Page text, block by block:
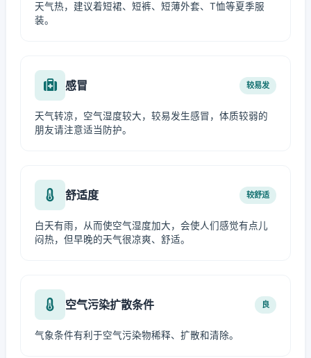
天气热，建议着短裙、短裤、短薄外套、T恤等夏季服
装。
感冒 较易发
天气转凉，空气湿度较大，较易发生感冒，体质较弱的
朋友请注意适当防护。
舒适度 较舒适
白天有雨，从而使空气湿度加大，会使人们感觉有点儿
闷热，但早晚的天气很凉爽、舒适。
空气污染扩散条件 良
气象条件有利于空气污染物稀释、扩散和清除。